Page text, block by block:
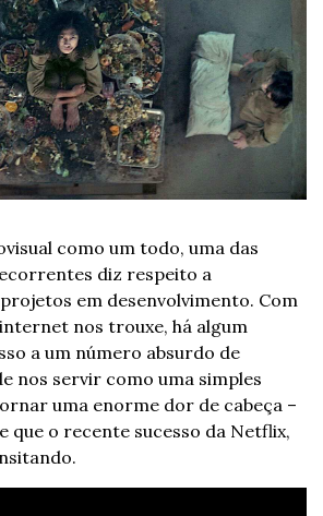
como um todo, uma das
diz respeito a
em desenvolvimento. Com
nos trouxe, há algum
a um número absurdo de
nos servir como uma simples
uma enorme dor de cabeça –